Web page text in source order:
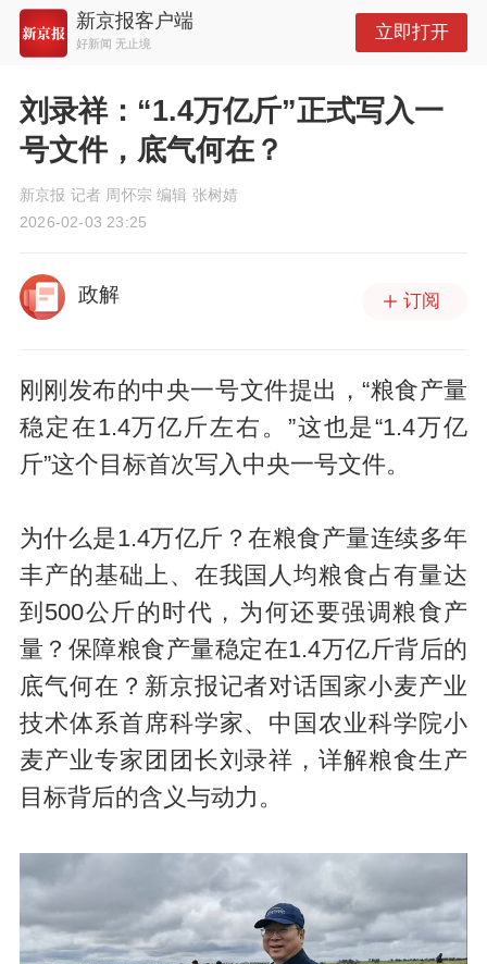
新京报客户端
好新闻 无止境
立即打开
刘录祥：“1.4万亿斤”正式写入一
号文件，底气何在？
新京报 记者 周怀宗 编辑 张树婧
2026-02-03 23:25
政解 订阅
刚刚发布的中央一号文件提出，“粮食产量
稳定在1.4万亿斤左右。”这也是“1.4万亿
斤”这个目标首次写入中央一号文件。
为什么是1.4万亿斤？在粮食产量连续多年
丰产的基础上、在我国人均粮食占有量达
到500公斤的时代，为何还要强调粮食产
量？保障粮食产量稳定在1.4万亿斤背后的
底气何在？新京报记者对话国家小麦产业
技术体系首席科学家、中国农业科学院小
麦产业专家团团长刘录祥，详解粮食生产
目标背后的含义与动力。